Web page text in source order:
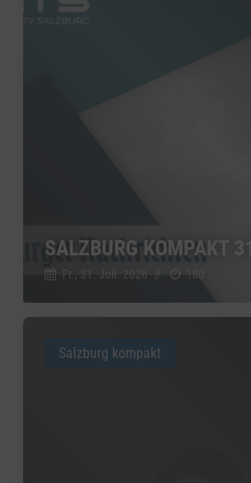
SALZBURG KOMPAKT
Fr., 31. Juli. 2026 // 180
Salzburg kompakt